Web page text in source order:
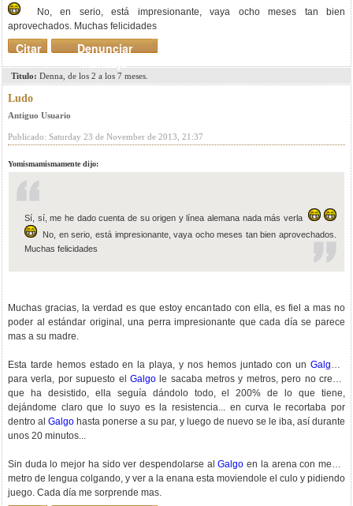
No, en serio, está impresionante, vaya ocho meses tan bien
aprovechados. Muchas felicidades
Denunciar
mensaje
Citar
Titulo: Denna, de los 2 a los 7 meses.
Ludo
Antiguo Usuario
Publicado: Saturday 23 de November de 2013, 21:37
Yomismamismamente dijo:
Sí, sí, me he dado cuenta de su origen y línea alemana nada más verla
No, en serio, está impresionante, vaya ocho meses tan bien aprovechados.
Muchas felicidades
Muchas gracias, la verdad es que estoy encantado con ella, es fiel a mas no
poder al estándar original, una perra impresionante que cada día se parece
mas a su madre.
Esta tarde hemos estado en la playa, y nos hemos juntado con unGalgo
..
para verla, por supuesto el Galgole sacaba metros y metros, pero no creáis
que ha desistido, ella seguía dándolo todo, el 200% de lo que tiene,
dejándome claro que lo suyo es la resistencia... en curva le recortaba por
dentro alGalgo hasta ponerse a su par, y luego de nuevo se le iba, así durante
unos 20 minutos...
Sin duda lo mejor ha sido ver despendolarse alGalgo en la arena con medio
metro de lengua colgando, y ver a la enana esta moviendole el culo y pidiendo
juego. Cada día me sorprende mas.